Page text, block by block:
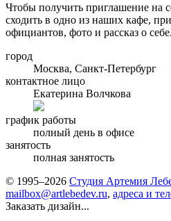
Чтобы получить приглашение на
сходить в одно из наших кафе,
официантов, фото и рассказ о себе.
город
Москва, Санкт-Петербург
контактное лицо
Екатерина Волчкова
график работы
полный день в офисе
занятость
полная занятость
© 1995–2026 Студия Артемия
mailbox@artlebedev.ru, адреса и
Заказать дизайн...